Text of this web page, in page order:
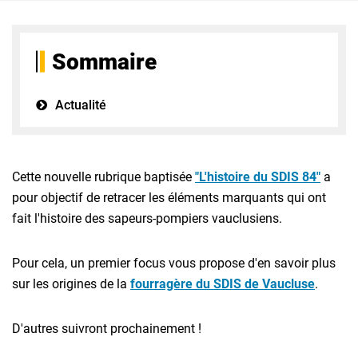
Sommaire
Actualité
Cette nouvelle rubrique baptisée "L'histoire du SDIS 84" a
pour objectif de retracer les éléments marquants qui ont
fait l'histoire des sapeurs-pompiers vauclusiens.
Pour cela, un premier focus vous propose d'en savoir plus
sur les origines de la fourragère du SDIS de Vaucluse.
D'autres suivront prochainement !